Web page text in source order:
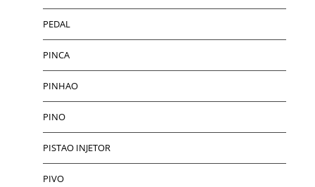
PEDAL
PINCA
PINHAO
PINO
PISTAO INJETOR
PIVO